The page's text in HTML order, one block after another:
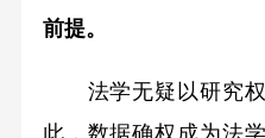
前提。
法学无疑以研究权
此，数据确权成为法